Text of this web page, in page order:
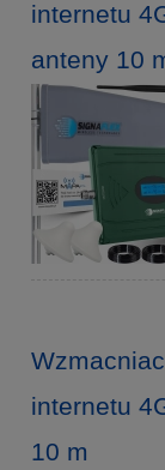
internetu
anteny 10
internetu
10 m